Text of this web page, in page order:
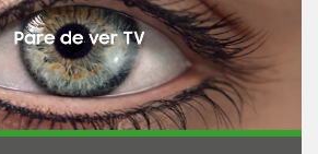
televisores
com
resolução
8K